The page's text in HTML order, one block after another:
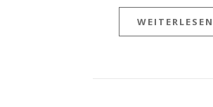
WEITERLESEN